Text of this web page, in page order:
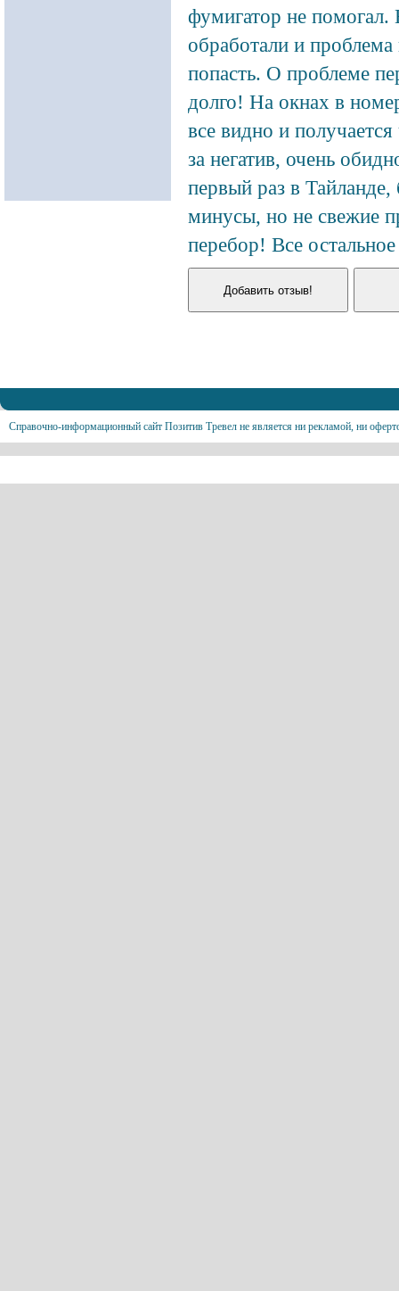
фумигатор не
обработали и
попасть. О проблеме
долго! На окнах в
все видно и
за негатив, очень
первый раз в
минусы, но не свежие
перебор! Все
Справочно-информационный сайт Позитив Тревел не является ни рекламой, ни